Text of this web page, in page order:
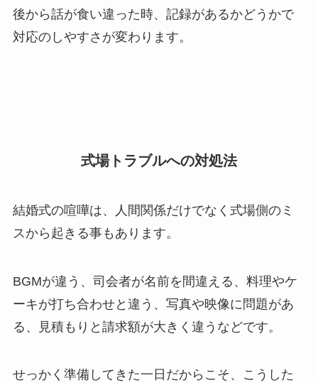
後から話が食い違った時、記録があるかどうかで
対応のしやすさが変わります。
式場トラブルへの対処法
結婚式の喧嘩は、人間関係だけでなく式場側のミ
スから起きる事もあります。
BGMが違う、司会者が名前を間違える、料理やケ
ーキが打ち合わせと違う、写真や映像に問題があ
る、見積もりと請求額が大きく違うなどです。
せっかく準備してきた一日だからこそ、こうした